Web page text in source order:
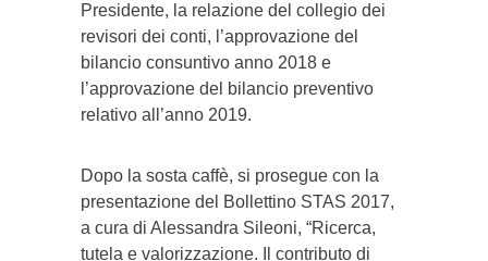
Presidente, la relazione del collegio dei
revisori dei conti, l’approvazione del
bilancio consuntivo anno 2018 e
l’approvazione del bilancio preventivo
relativo all’anno 2019.
Dopo la sosta caffè, si prosegue con la
presentazione del Bollettino STAS 2017,
a cura di Alessandra Sileoni, “Ricerca,
tutela e valorizzazione. Il contributo di